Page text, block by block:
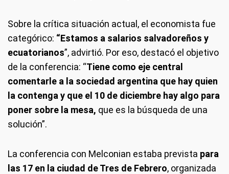
Sobre la crítica situación actual, el economista fue
categórico: “Estamos a salarios salvadoreños y
ecuatorianos”, advirtió. Por eso, destacó el objetivo
de la conferencia: “Tiene como eje central
comentarle a la sociedad argentina que hay quien
la contenga y que el 10 de diciembre hay algo para
poner sobre la mesa, que es la búsqueda de una
solución”.
La conferencia con Melconian estaba prevista para
las 17 en la ciudad de Tres de Febrero, organizada